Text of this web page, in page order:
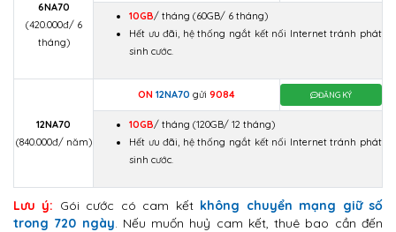
6NA70
(420.000đ/ 6
tháng)
10GB/ tháng (60GB/ 6 tháng)
Hết ưu đãi, hệ thống ngắt kết nối Internet tránh phát
sinh cước.
12NA70
(840.000đ/ năm)
ON 12NA70 gửi 9084 ĐĂNG KÝ
10GB/ tháng (120GB/ 12 tháng)
Hết ưu đãi, hệ thống ngắt kết nối Internet tránh phát
sinh cước.
Lưu ý: Gói cước có cam kết không chuyển mạng giữ số
trong 720 ngày. Nếu muốn huỷ cam kết, thuê bao cần đến